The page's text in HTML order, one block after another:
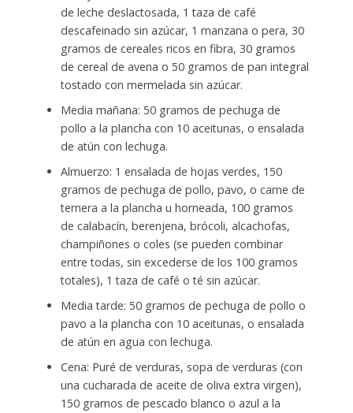
de leche deslactosada, 1 taza de café
descafeinado sin azúcar, 1 manzana o pera, 30
gramos de cereales ricos en fibra, 30 gramos
de cereal de avena o 50 gramos de pan integral
tostado con mermelada sin azúcar.
Media mañana: 50 gramos de pechuga de
pollo a la plancha con 10 aceitunas, o ensalada
de atún con lechuga.
Almuerzo: 1 ensalada de hojas verdes, 150
gramos de pechuga de pollo, pavo, o carne de
ternera a la plancha u horneada, 100 gramos
de calabacín, berenjena, brócoli, alcachofas,
champiñones o coles (se pueden combinar
entre todas, sin excederse de los 100 gramos
totales), 1 taza de café o té sin azúcar.
Media tarde: 50 gramos de pechuga de pollo o
pavo a la plancha con 10 aceitunas, o ensalada
de atún en agua con lechuga.
Cena: Puré de verduras, sopa de verduras (con
una cucharada de aceite de oliva extra virgen),
150 gramos de pescado blanco o azul a la